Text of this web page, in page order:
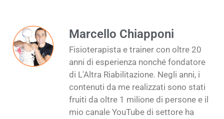
Marcello Chiapponi
Fisioterapista e trainer con oltre 20
anni di esperienza nonché fondatore
di L'Altra Riabilitazione. Negli anni, i
contenuti da me realizzati sono stati
fruiti da oltre 1 milione di persone e il
mio canale YouTube di settore ha